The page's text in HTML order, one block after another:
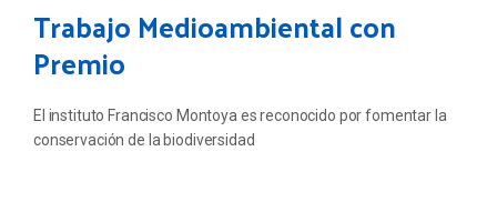
Trabajo Medioambiental con
Premio
El instituto Francisco Montoya es reconocido por fomentar la
conservación de la biodiversidad